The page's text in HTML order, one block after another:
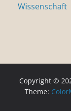
Wissenschaft
Copyright ©
Theme: